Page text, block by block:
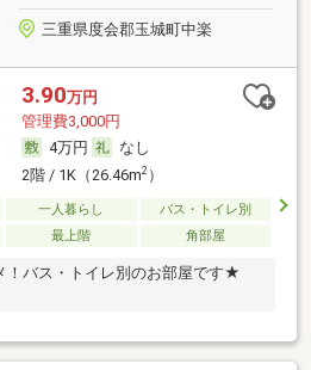
三重県度会郡玉城町中楽
3.90万円
管理費3,000円
4万円
なし
2階 / 1K（26.46m2）
一人暮らし
バス・トイレ別
最上階 角部屋
！バス・トイレ別のお部屋です★